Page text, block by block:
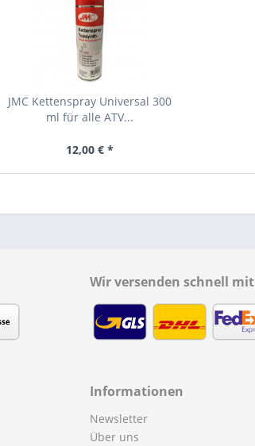
JMC Kettenspray Universal 300
ml für alle ATV...
12,00 € *
Wir versenden schnell mit
Informationen
Newsletter
Über uns